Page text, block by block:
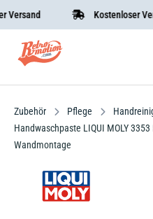
Kostenloser
Zubehör Pflege
Handwaschpaste LIQUI MOLY
Wandmontage